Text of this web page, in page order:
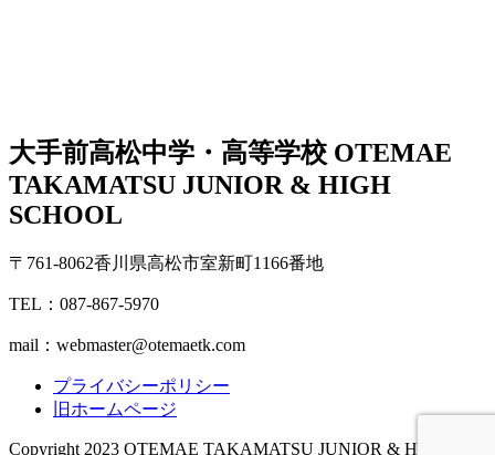
大手前高松中学・高等学校 OTEMAE
TAKAMATSU JUNIOR & HIGH
SCHOOL
〒761-8062香川県高松市室新町1166番地
TEL：087-867-5970
mail：webmaster@otemaetk.com
プライバシーポリシー
旧ホームページ
Copyright 2023 OTEMAE TAKAMATSU JUNIOR & HIGH